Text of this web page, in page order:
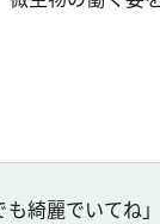
も綺麗でいてね